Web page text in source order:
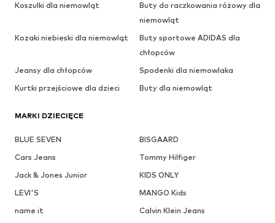
Koszulki dla niemowląt
Buty do raczkowania różowy dla
niemowląt
Kozaki niebieski dla niemowląt
Buty sportowe ADIDAS dla
chłopców
Jeansy dla chłopców
Spodenki dla niemowlaka
Kurtki przejściowe dla dzieci
Buty dla niemowląt
MARKI DZIECIĘCE
BLUE SEVEN
BISGAARD
Cars Jeans
Tommy Hilfiger
Jack & Jones Junior
KIDS ONLY
LEVI'S
MANGO Kids
name it
Calvin Klein Jeans